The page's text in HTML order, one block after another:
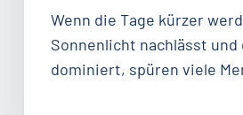
Herbstblues
Wenn die Tage kürzer
Sonnenlicht nachlässt und
dominiert, spüren viele